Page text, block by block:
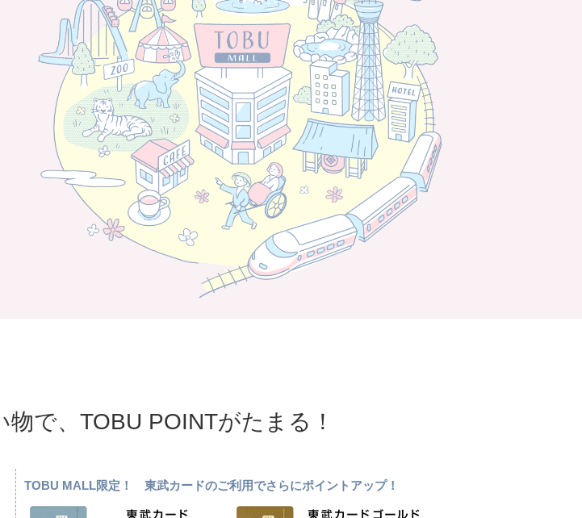
で、TOBU POINTがたまる！
TOBU MALL限定！ 東武カードのご利用でさらにポイントアップ！